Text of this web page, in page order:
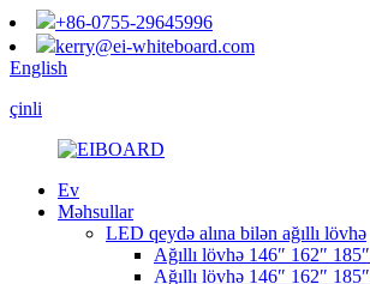
+86-0755-29645996
kerry@ei-whiteboard.com
English
çinli
Ev
Məhsullar
LED qeydə alına bilən ağıllı lövhə
Ağıllı lövhə 146″ 162″ 185″
Ağıllı lövhə 146″ 162″ 185″